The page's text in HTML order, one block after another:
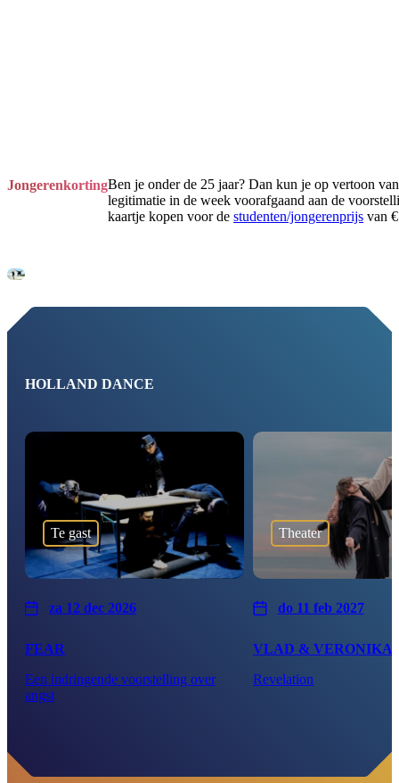
JongerenkortingBen je onder de 25 jaar? Dan kun je op vertoon
legitimatie in de week voorafgaand aan de
kaartje kopen voor de studenten/jongerenprijs van
HOLLAND DANCE
Te gast
za 12 dec 2026
FEAR
Een indringende voorstelling over
angst
Theater
do 11 feb 2027
VLAD & VERONIKA
Revelation